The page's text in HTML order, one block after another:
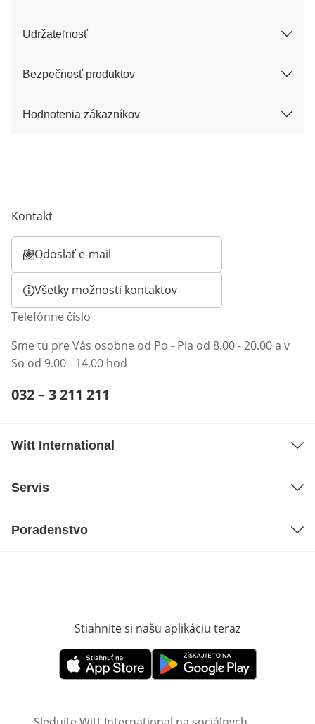
Udržateľnosť
Bezpečnosť produktov
Hodnotenia zákazníkov
Kontakt
Odoslať e-mail
Otvorí e-mailového klienta
Všetky možnosti kontaktov
Telefónne číslo
Sme tu pre Vás osobne od Po - Pia od 8.00 - 20.00 a v
So od 9.00 - 14.00 hod
Telefónne číslo:
032 – 3 211 211
Witt International
Servis
Poradenstvo
Stiahnite si našu aplikáciu teraz
Otvorí sa vnovom okneOtvorí sa vnovom okne